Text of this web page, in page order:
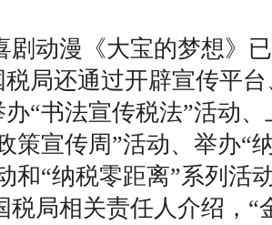
剧动漫《大宝的梦想》
局还通过开辟宣传平
“书法宣传税法”活动
策宣传周”活动、举办“
和“纳税零距离”系列活
税局相关责任人介绍，“